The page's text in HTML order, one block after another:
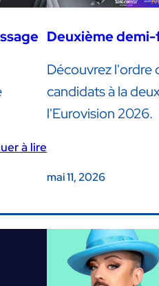
à lire
Deuxième
Découvrez l'ordre
candidats à la
l'Eurovision 2026.
mai 11, 2026